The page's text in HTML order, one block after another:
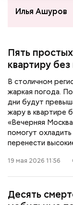
Илья Ашуров
Пять
квартиру
В столичном
жаркая погода.
дни будут
жару в квартире
«Вечерняя
помогут
перенести
19 мая 2026 11:56
Десять